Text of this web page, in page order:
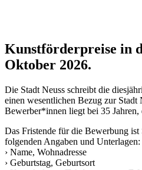
Kunstförderpreise in
Oktober 2026.
Die Stadt Neuss schreibt die
einen wesentlichen Bezug zur
Bewerber*innen liegt bei 35
Das Fristende für die Bewerbung
folgenden Angaben und Unterlagen:
› Name, Wohnadresse
› Geburtstag, Geburtsort